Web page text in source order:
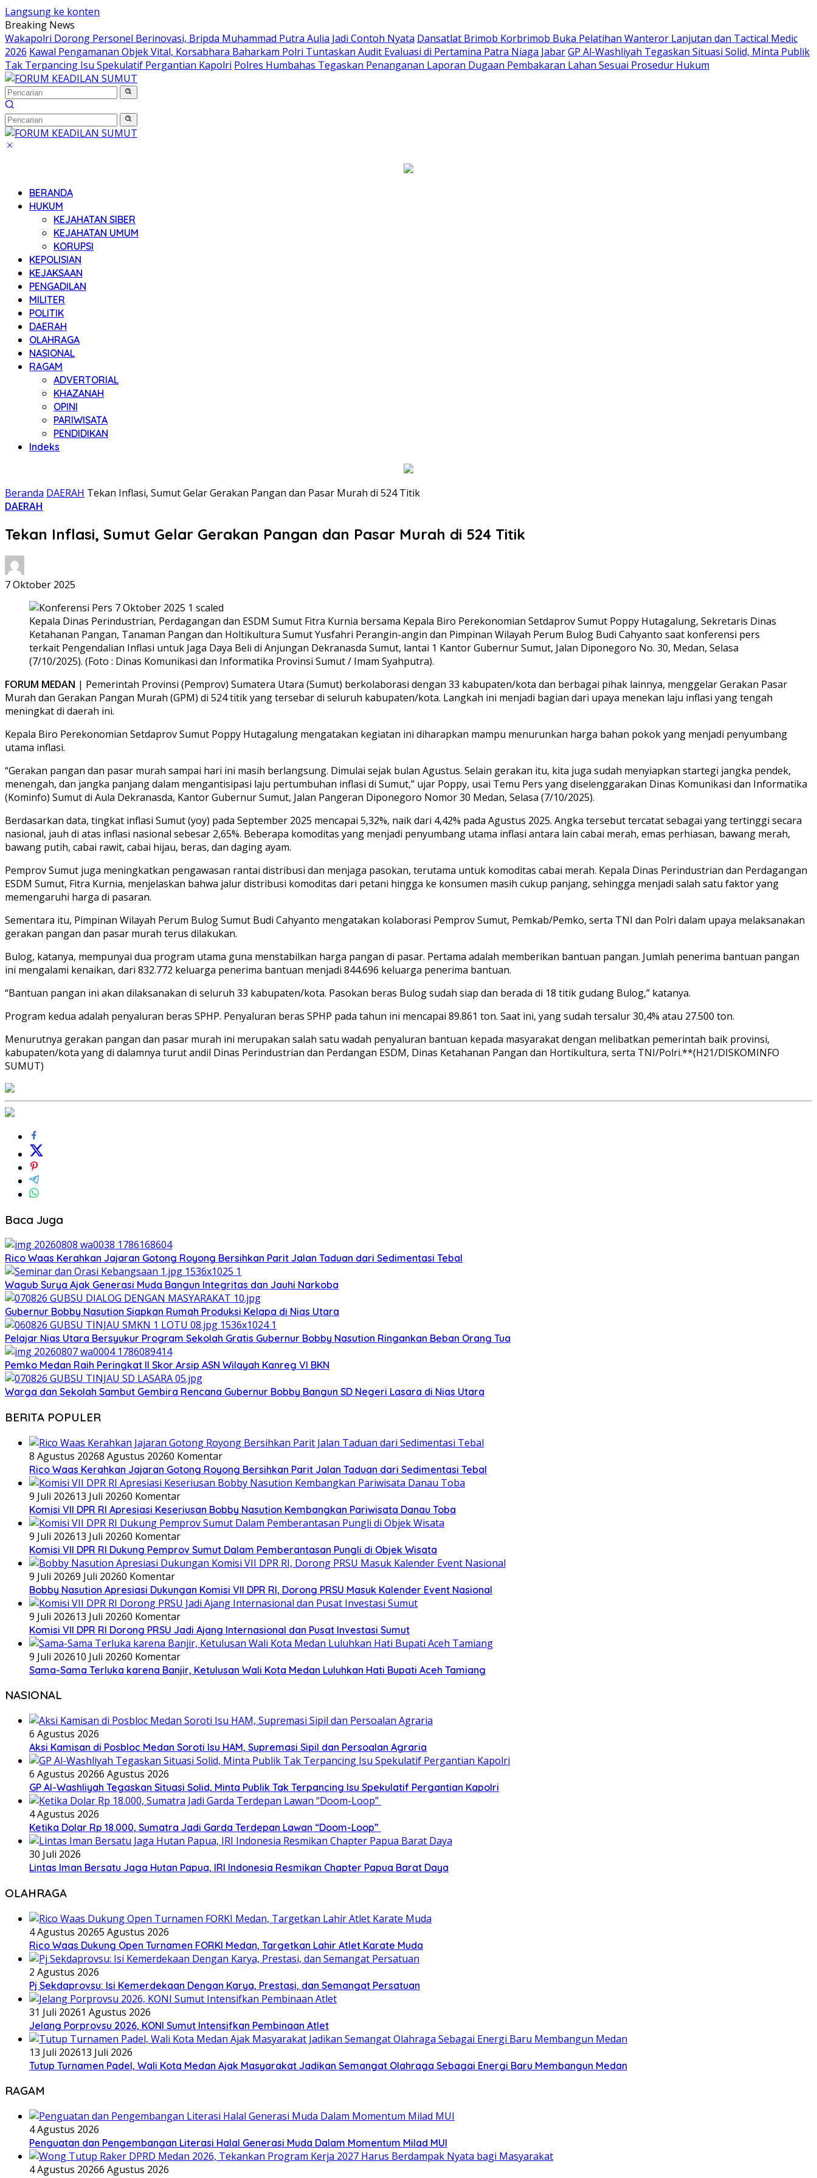
Langsung ke konten
Breaking News
Wakapolri Dorong Personel Berinovasi, Bripda Muhammad Putra Aulia Jadi Contoh Nyata Dansatlat Brimob Korbrimob Buka Pelatihan Wanteror Lanjutan dan Tactical Medic
2026 Kawal Pengamanan Objek Vital, Korsabhara Baharkam Polri Tuntaskan Audit Evaluasi di Pertamina Patra Niaga JabarGP Al-Washliyah Tegaskan Situasi Solid, Minta Publik
Tak Terpancing Isu Spekulatif Pergantian Kapolri Polres Humbahas Tegaskan Penanganan Laporan Dugaan Pembakaran Lahan Sesuai Prosedur Hukum
BERANDA
HUKUM
KEJAHATAN SIBER
KEJAHATAN UMUM
KORUPSI
KEPOLISIAN
KEJAKSAAN
PENGADILAN
MILITER
POLITIK
DAERAH
OLAHRAGA
NASIONAL
RAGAM
ADVERTORIAL
KHAZANAH
OPINI
PARIWISATA
PENDIDIKAN
Indeks
Beranda DAERAH Tekan Inflasi, Sumut Gelar Gerakan Pangan dan Pasar Murah di 524 Titik
DAERAH
Tekan Inflasi, Sumut Gelar Gerakan Pangan dan Pasar Murah di 524 Titik
7 Oktober 2025
Kepala Dinas Perindustrian, Perdagangan dan ESDM Sumut Fitra Kurnia bersama Kepala Biro Perekonomian Setdaprov Sumut Poppy Hutagalung, Sekretaris Dinas
Ketahanan Pangan, Tanaman Pangan dan Holtikultura Sumut Yusfahri Perangin-angin dan Pimpinan Wilayah Perum Bulog Budi Cahyanto saat konferensi pers
terkait Pengendalian Inflasi untuk Jaga Daya Beli di Anjungan Dekranasda Sumut, lantai 1 Kantor Gubernur Sumut, Jalan Diponegoro No. 30, Medan, Selasa
(7/10/2025). (Foto : Dinas Komunikasi dan Informatika Provinsi Sumut / Imam Syahputra).
FORUM MEDAN | Pemerintah Provinsi (Pemprov) Sumatera Utara (Sumut) berkolaborasi dengan 33 kabupaten/kota dan berbagai pihak lainnya, menggelar Gerakan Pasar
Murah dan Gerakan Pangan Murah (GPM) di 524 titik yang tersebar di seluruh kabupaten/kota. Langkah ini menjadi bagian dari upaya menekan laju inflasi yang tengah
meningkat di daerah ini.
Kepala Biro Perekonomian Setdaprov Sumut Poppy Hutagalung mengatakan kegiatan ini diharapkan mampu menurunkan harga bahan pokok yang menjadi penyumbang
utama inflasi.
“Gerakan pangan dan pasar murah sampai hari ini masih berlangsung. Dimulai sejak bulan Agustus. Selain gerakan itu, kita juga sudah menyiapkan startegi jangka pendek,
menengah, dan jangka panjang dalam mengantisipasi laju pertumbuhan inflasi di Sumut,” ujar Poppy, usai Temu Pers yang diselenggarakan Dinas Komunikasi dan Informatika
(Kominfo) Sumut di Aula Dekranasda, Kantor Gubernur Sumut, Jalan Pangeran Diponegoro Nomor 30 Medan, Selasa (7/10/2025).
Berdasarkan data, tingkat inflasi Sumut (yoy) pada September 2025 mencapai 5,32%, naik dari 4,42% pada Agustus 2025. Angka tersebut tercatat sebagai yang tertinggi secara
nasional, jauh di atas inflasi nasional sebesar 2,65%. Beberapa komoditas yang menjadi penyumbang utama inflasi antara lain cabai merah, emas perhiasan, bawang merah,
bawang putih, cabai rawit, cabai hijau, beras, dan daging ayam.
Pemprov Sumut juga meningkatkan pengawasan rantai distribusi dan menjaga pasokan, terutama untuk komoditas cabai merah. Kepala Dinas Perindustrian dan Perdagangan
ESDM Sumut, Fitra Kurnia, menjelaskan bahwa jalur distribusi komoditas dari petani hingga ke konsumen masih cukup panjang, sehingga menjadi salah satu faktor yang
memengaruhi harga di pasaran.
Sementara itu, Pimpinan Wilayah Perum Bulog Sumut Budi Cahyanto mengatakan kolaborasi Pemprov Sumut, Pemkab/Pemko, serta TNI dan Polri dalam upaya melaksanakan
gerakan pangan dan pasar murah terus dilakukan.
Bulog, katanya, mempunyai dua program utama guna menstabilkan harga pangan di pasar. Pertama adalah memberikan bantuan pangan. Jumlah penerima bantuan pangan
ini mengalami kenaikan, dari 832.772 keluarga penerima bantuan menjadi 844.696 keluarga penerima bantuan.
“Bantuan pangan ini akan dilaksanakan di seluruh 33 kabupaten/kota. Pasokan beras Bulog sudah siap dan berada di 18 titik gudang Bulog,” katanya.
Program kedua adalah penyaluran beras SPHP. Penyaluran beras SPHP pada tahun ini mencapai 89.861 ton. Saat ini, yang sudah tersalur 30,4% atau 27.500 ton.
Menurutnya gerakan pangan dan pasar murah ini merupakan salah satu wadah penyaluran bantuan kepada masyarakat dengan melibatkan pemerintah baik provinsi,
kabupaten/kota yang di dalamnya turut andil Dinas Perindustrian dan Perdangan ESDM, Dinas Ketahanan Pangan dan Hortikultura, serta TNI/Polri.**(H21/DISKOMINFO
SUMUT)
Baca Juga
Rico Waas Kerahkan Jajaran Gotong Royong Bersihkan Parit Jalan Taduan dari Sedimentasi Tebal
Wagub Surya Ajak Generasi Muda Bangun Integritas dan Jauhi Narkoba
Gubernur Bobby Nasution Siapkan Rumah Produksi Kelapa di Nias Utara
Pelajar Nias Utara Bersyukur Program Sekolah Gratis Gubernur Bobby Nasution Ringankan Beban Orang Tua
Pemko Medan Raih Peringkat II Skor Arsip ASN Wilayah Kanreg VI BKN
Warga dan Sekolah Sambut Gembira Rencana Gubernur Bobby Bangun SD Negeri Lasara di Nias Utara
BERITA POPULER
8 Agustus 20268 Agustus 20260 Komentar
Rico Waas Kerahkan Jajaran Gotong Royong Bersihkan Parit Jalan Taduan dari Sedimentasi Tebal
9 Juli 202613 Juli 20260 Komentar
Komisi VII DPR RI Apresiasi Keseriusan Bobby Nasution Kembangkan Pariwisata Danau Toba
9 Juli 202613 Juli 20260 Komentar
Komisi VII DPR RI Dukung Pemprov Sumut Dalam Pemberantasan Pungli di Objek Wisata
9 Juli 20269 Juli 20260 Komentar
Bobby Nasution Apresiasi Dukungan Komisi VII DPR RI, Dorong PRSU Masuk Kalender Event Nasional
9 Juli 202613 Juli 20260 Komentar
Komisi VII DPR RI Dorong PRSU Jadi Ajang Internasional dan Pusat Investasi Sumut
9 Juli 202610 Juli 20260 Komentar
Sama-Sama Terluka karena Banjir, Ketulusan Wali Kota Medan Luluhkan Hati Bupati Aceh Tamiang
NASIONAL
6 Agustus 2026
Aksi Kamisan di Posbloc Medan Soroti Isu HAM, Supremasi Sipil dan Persoalan Agraria
6 Agustus 20266 Agustus 2026
GP Al-Washliyah Tegaskan Situasi Solid, Minta Publik Tak Terpancing Isu Spekulatif Pergantian Kapolri
4 Agustus 2026
Ketika Dolar Rp 18.000, Sumatra Jadi Garda Terdepan Lawan “Doom-Loop”
30 Juli 2026
Lintas Iman Bersatu Jaga Hutan Papua, IRI Indonesia Resmikan Chapter Papua Barat Daya
OLAHRAGA
4 Agustus 20265 Agustus 2026
Rico Waas Dukung Open Turnamen FORKI Medan, Targetkan Lahir Atlet Karate Muda
2 Agustus 2026
Pj Sekdaprovsu: Isi Kemerdekaan Dengan Karya, Prestasi, dan Semangat Persatuan
31 Juli 20261 Agustus 2026
Jelang Porprovsu 2026, KONI Sumut Intensifkan Pembinaan Atlet
13 Juli 202613 Juli 2026
Tutup Turnamen Padel, Wali Kota Medan Ajak Masyarakat Jadikan Semangat Olahraga Sebagai Energi Baru Membangun Medan
RAGAM
4 Agustus 2026
Penguatan dan Pengembangan Literasi Halal Generasi Muda Dalam Momentum Milad MUI
4 Agustus 20266 Agustus 2026